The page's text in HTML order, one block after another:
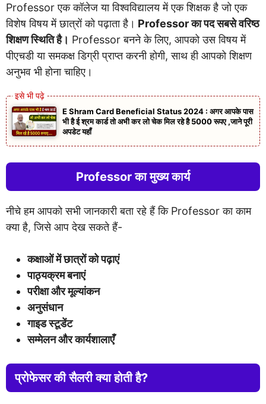
Professor एक कॉलेज या विश्वविद्यालय में एक शिक्षक है जो एक
विशेष विषय में छात्रों को पढ़ाता है। Professor का पद सबसे वरिष्ठ
शिक्षण स्थिति है। Professor बनने के लिए, आपको उस विषय में
पीएचडी या समकक्ष डिग्री प्राप्त करनी होगी, साथ ही आपको शिक्षण
अनुभव भी होना चाहिए।
E Shram Card Beneficial Status 2024 : अगर आपके पास
भी है ई श्रम कार्ड तो अभी कर लो चेक मिल रहे है 5000 रूपए ,जाने पूरी
अपडेट यहाँ
Professor का मुख्य कार्य
नीचे हम आपको सभी जानकारी बता रहे हैं कि Professor का काम
क्या है, जिसे आप देख सकते हैं-
कक्षाओं में छात्रों को पढ़ाएं
पाठ्यक्रम बनाएं
परीक्षा और मूल्यांकन
अनुसंधान
गाइड स्टूडेंट
सम्मेलन और कार्यशालाएँ
प्रोफेसर की सैलरी क्या होती है?